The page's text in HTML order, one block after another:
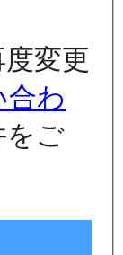
変更
合わ
をご